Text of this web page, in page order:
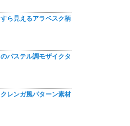
ら見えるアラベスク柄
パステル調モザイクタ
レンガ風パターン素材